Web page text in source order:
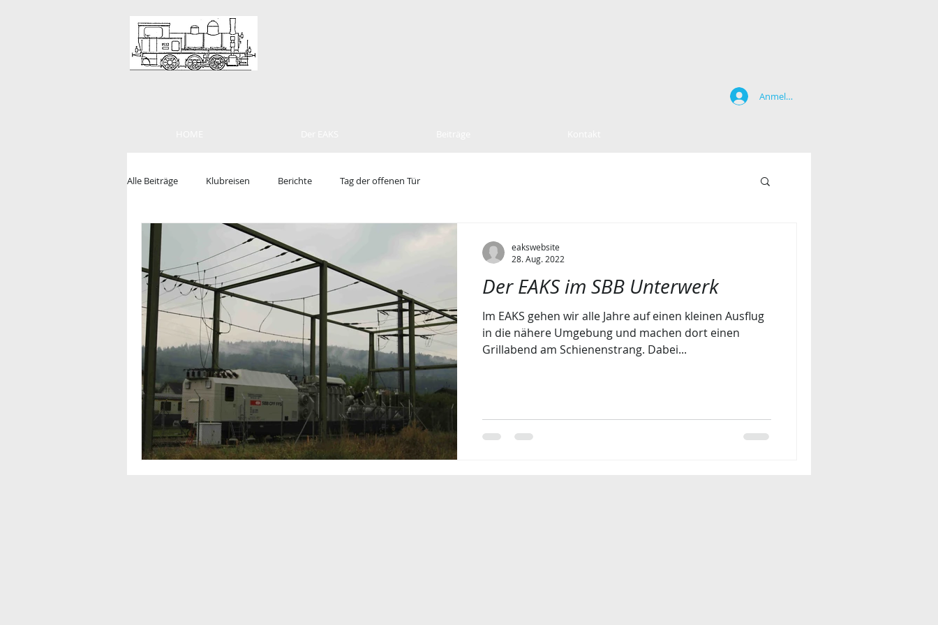
Anmelden
Alle Beiträge Klubreisen Berichte Tag der offenen Tür
Der EAKS im SBB Unterwerk
Im EAKS gehen wir alle Jahre auf einen kleinen Ausflug
in die nähere Umgebung und machen dort einen
Grillabend am Schienenstrang. Dabei...
eakswebsite
28. Aug. 2022